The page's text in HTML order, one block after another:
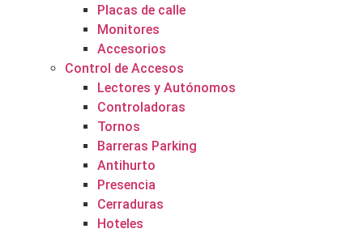
Placas de calle
Monitores
Accesorios
Control de Accesos
Lectores y Autónomos
Controladoras
Tornos
Barreras Parking
Antihurto
Presencia
Cerraduras
Hoteles